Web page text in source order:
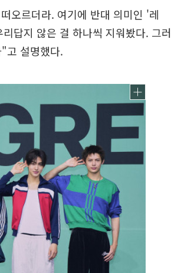
오르더라. 여기에 반대 의미인 '레
답지 않은 걸 하나씩 지워봤다. 그러
고 설명했다.